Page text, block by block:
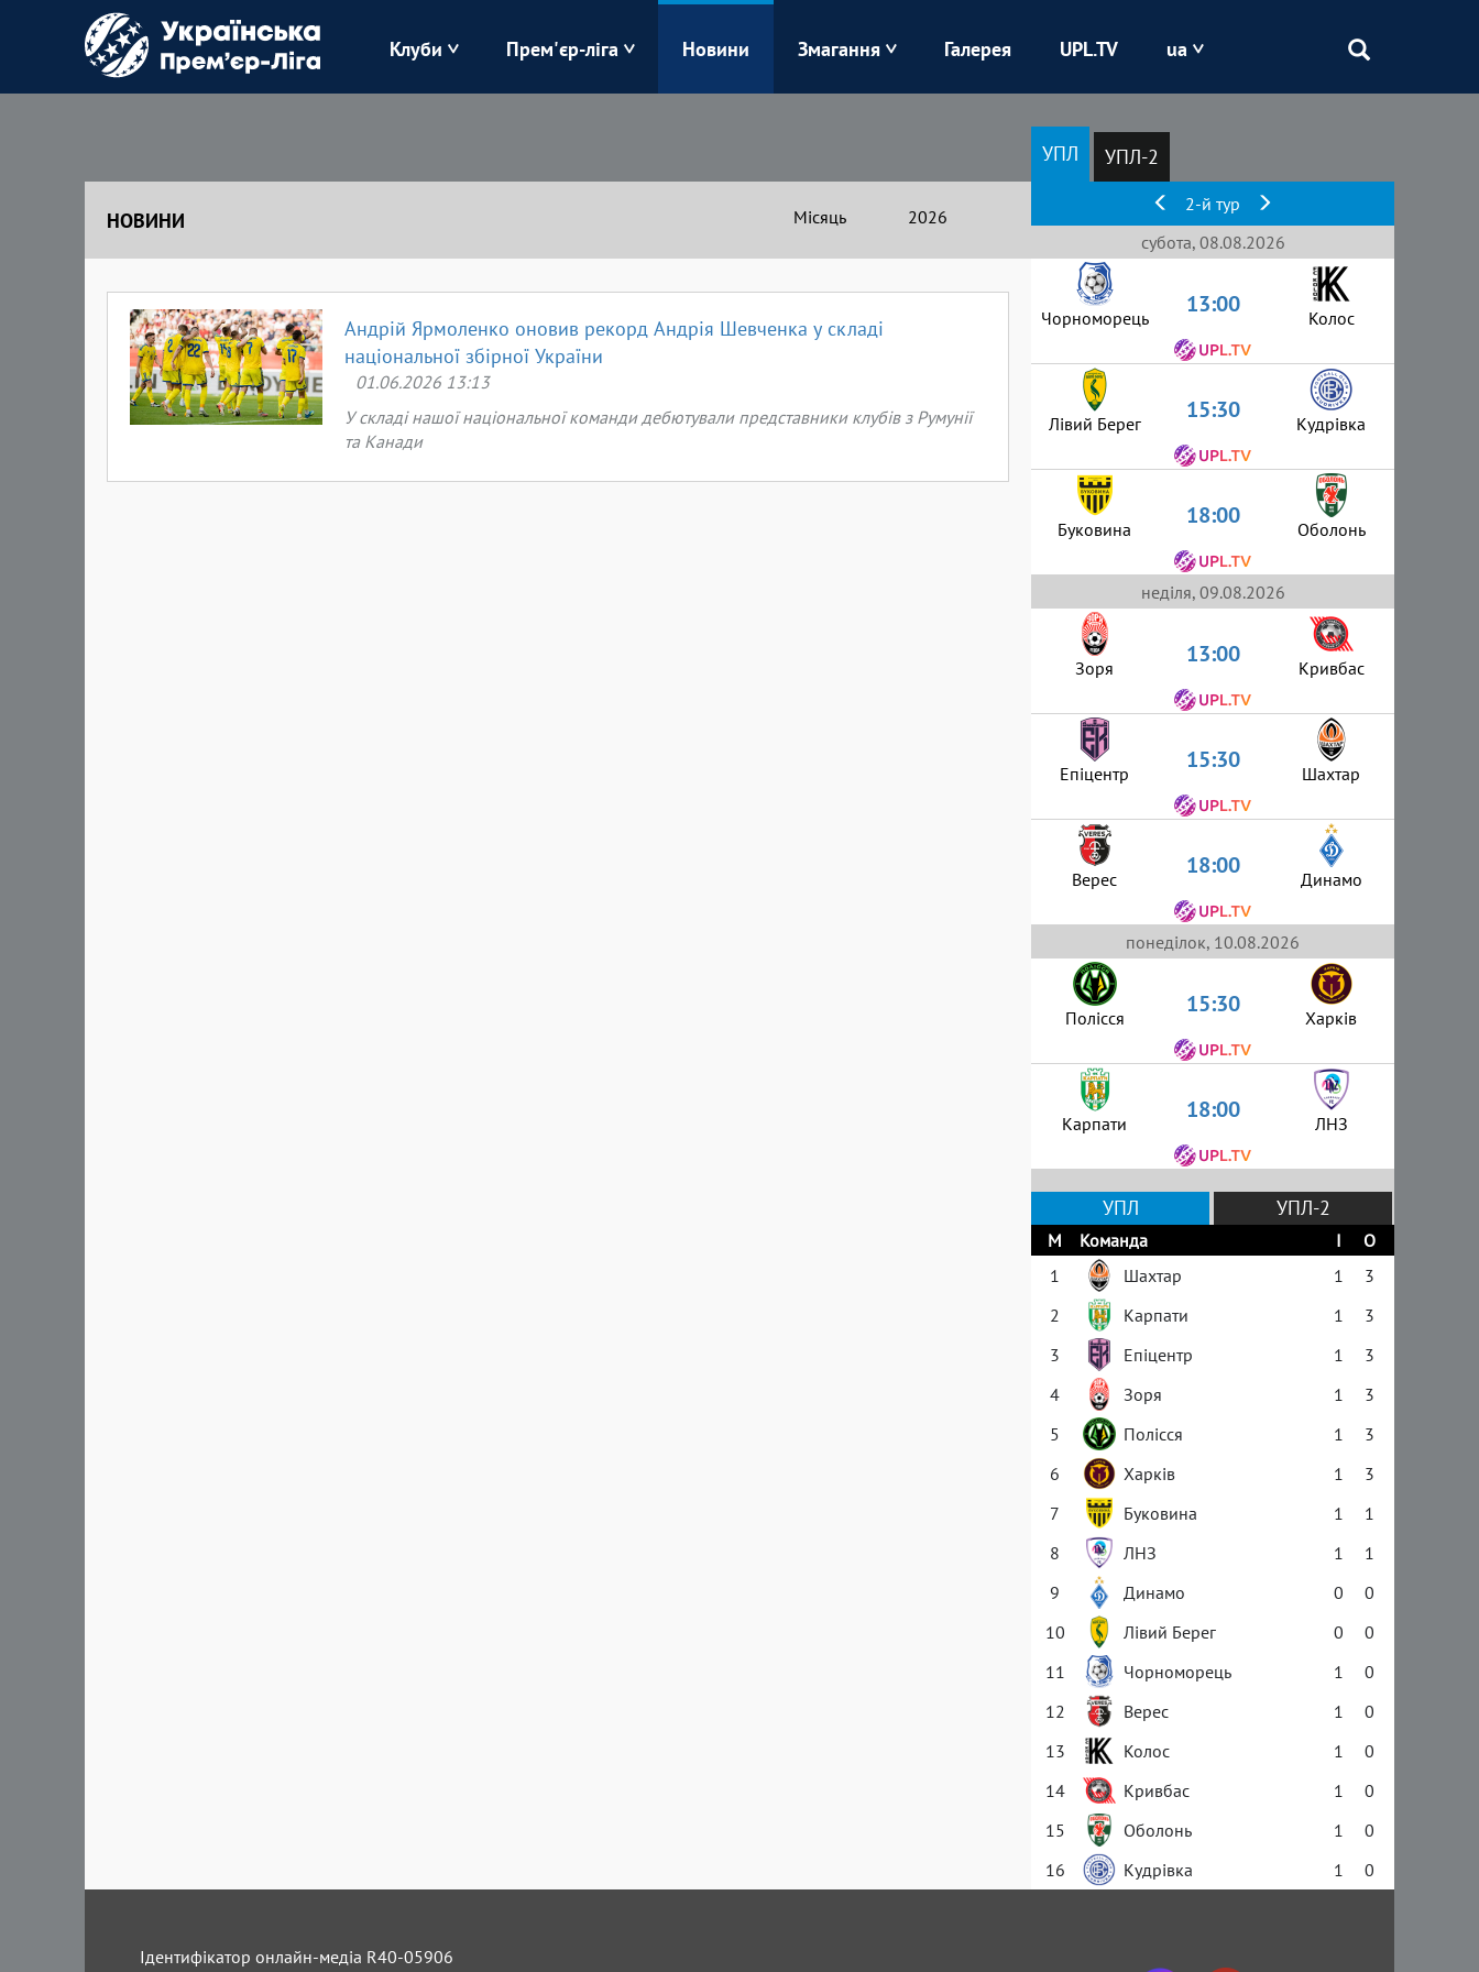
Клуби
Зоря Карпати Колос Кривбас
Оболонь
Полісся
Прем'єр-ліга Новини Змагання Галерея UPL.TV ua
НОВИНИ Місяць 2026
Андрій Ярмоленко оновив рекорд Андрія Шевченка у складі
національної збірної України
01.06.2026 13:13
У складі нашої національної команди дебютували представники клубів з Румунії
та Канади
УПЛ УПЛ-2
2-й тур
субота, 08.08.2026
Чорноморець 13:00 Колос
Лівий Берег 15:30 Кудрівка
Буковина 18:00 Оболонь
неділя, 09.08.2026
Зоря 13:00 Кривбас
Епіцентр 15:30 Шахтар
Верес 18:00 Динамо
понеділок, 10.08.2026
Полісся 15:30 Харків
Карпати 18:00 ЛНЗ
УПЛ УПЛ-2
М Команда І
О
1
Шахтар 1
3
2
Карпати 1
3
3
Епіцентр 1
3
4
Зоря 1
3
5
Полісся 1
3
6
Харків 1
3
7
Буковина 1
1
8
ЛНЗ 1
1
9
Динамо 0
0
10
Лівий Берег 0
0
11
Чорноморець 1
0
12
Верес 1
0
13
Колос 1
0
14
Кривбас 1
0
15
Оболонь 1
0
16
Кудрівка 1 0
Ідентифікатор онлайн-медіа R40-05906